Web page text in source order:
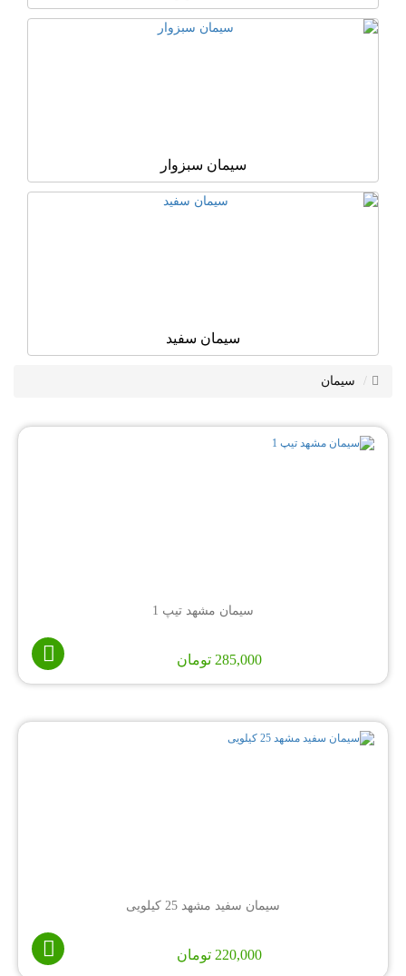
سیمان سبزوار
سیمان سفید
سیمان
سیمان مشهد تیپ 1
285,000 تومان
سیمان سفید مشهد 25 کیلویی
220,000 تومان